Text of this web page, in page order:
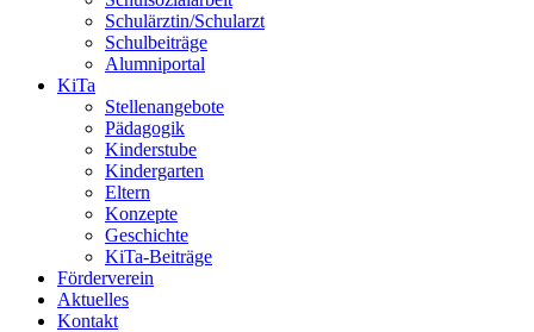
Schulärztin/Schularzt
Schulbeiträge
Alumniportal
KiTa
Stellenangebote
Pädagogik
Kinderstube
Kindergarten
Eltern
Konzepte
Geschichte
KiTa-Beiträge
Förderverein
Aktuelles
Kontakt